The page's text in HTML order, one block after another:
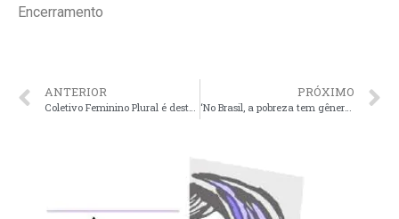
Encerramento
ANTERIOR
Coletivo Feminino Plural é destaque no Jornal do Comércio de Porto Alegre
PRÓXIMO
‘No Brasil, a pobreza tem gênero, cor e classe’